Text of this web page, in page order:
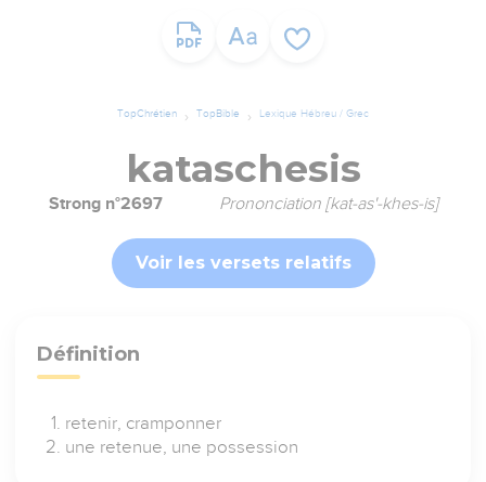
TopChrétien TopBible Lexique Hébreu / Grec
kataschesis
Strong n°2697 Prononciation [kat-as'-khes-is]
Voir les versets relatifs
Définition
retenir, cramponner
une retenue, une possession